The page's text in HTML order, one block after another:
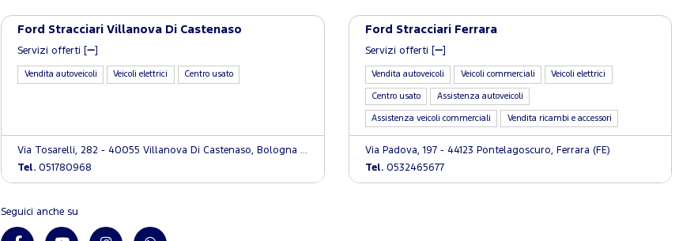
Ford Stracciari Villanova Di Castenaso
Servizi offerti [
Vendita autoveicoli Veicoli elettrici Centro usato
Via Tosarelli, 282 - 40055 Villanova Di Castenaso, Bologna (BO)
Tel. 051780968
Ford Stracciari Ferrara
Servizi offerti [ ]
Vendita autoveicoli Veicoli commerciali Veicoli elettrici
Centro usato Assistenza autoveicoli
Assistenza veicoli commerciali Vendita ricambi e accessori
Via Padova, 197 - 44123 Pontelagoscuro, Ferrara (FE)
Tel.0532465677
Seguici anche su